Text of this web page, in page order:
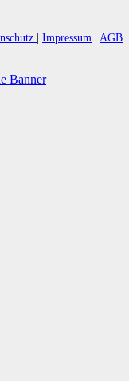
Impressum AGB
Banner